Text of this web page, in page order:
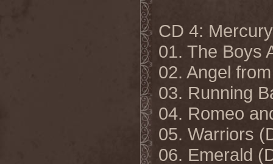
CD 4:
01. The Boys
02. Angel
03. Running
04. Romeo
05. Warriors
06. Emerald